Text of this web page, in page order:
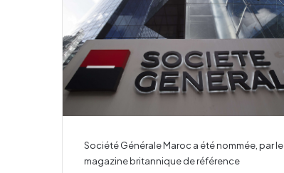
Société Générale Maroc a été nommée, par le
magazine britannique de référence